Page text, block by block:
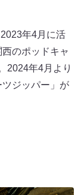
年4月に活
のポッドキャ
2024年4月より
ジッパー」が